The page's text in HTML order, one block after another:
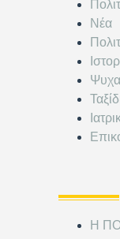
Νέα
Η